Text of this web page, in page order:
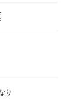
り